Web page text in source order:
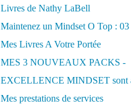
Livres de Nathy LaBell
Maintenez un Mindset O Top :
Mes Livres A Votre Portée
MES 3 NOUVEAUX PACKS -
EXCELLENCE MINDSET sont
Mes prestations de services